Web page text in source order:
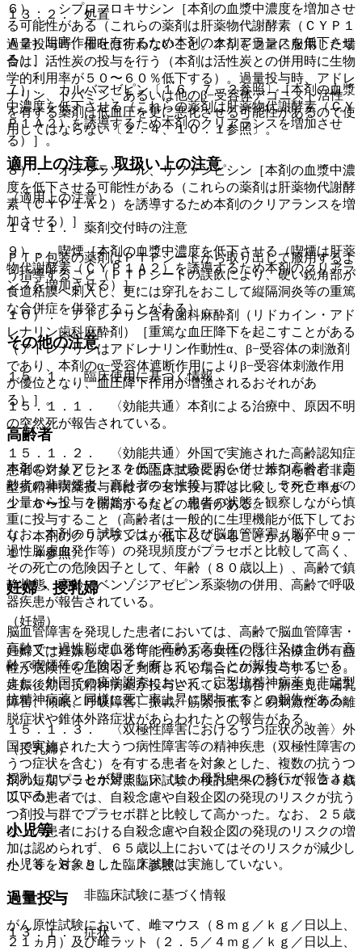
１３．２． 処置
過量投与時、催吐は行わないこと。本剤を過量に服用した場
合は、活性炭の投与を行う（本剤は活性炭との併用時に生物
学的利用率が５０〜６０％低下する）。過量投与時、アドレ
ナリン、ドパミン、あるいは他のβ−受容体アゴニスト活性
を有する薬剤は低血圧を更に悪化させる可能性があるので使
用してはならない〔２．４、１０．１参照〕。
適用上の注意、取扱い上の注意
（適用上の注意）
１４．１． 薬剤交付時の注意
ＰＴＰ包装の薬剤はＰＴＰシートから取り出して服用するよ
う指導すること（ＰＴＰシートの誤飲により、硬い鋭角部が
食道粘膜へ刺入し、更には穿孔をおこして縦隔洞炎等の重篤
な合併症を併発することがある）。
その他の注意
１５．１． 臨床使用に基づく情報
１５．１．１． 〈効能共通〉本剤による治療中、原因不明
の突然死が報告されている。
１５．１．２． 〈効能共通〉外国で実施された高齢認知症
患者を対象とした１７の臨床試験において、本剤を含む非定
型抗精神病薬投与群はプラセボ投与群と比較して死亡率が
１．６〜１．７倍高かったとの報告がある。
なお、本剤の５試験では、死亡及び脳血管障害（脳卒中、一
過性脳虚血発作等）の発現頻度がプラセボと比較して高く、
その死亡の危険因子として、年齢（８０歳以上）、高齢で鎮
静状態、高齢でベンゾジアゼピン系薬物の併用、高齢で呼吸
器疾患が報告されている。
脳血管障害を発現した患者においては、高齢で脳血管障害・
高齢で一過性脳虚血発作・高齢で高血圧の既往又は合併、高
齢で喫煙等の危険因子を有していたことが報告されている。
また、外国での疫学調査において、定型抗精神病薬も非定型
抗精神病薬と同様に死亡率上昇に関与するとの報告がある。
１５．１．３． 〈双極性障害におけるうつ症状の改善〉外
国で実施された大うつ病性障害等の精神疾患（双極性障害の
うつ症状を含む）を有する患者を対象とした、複数の抗うつ
剤の短期プラセボ対照臨床試験の検討結果において、２４歳
以下の患者では、自殺念慮や自殺企図の発現のリスクが抗う
つ剤投与群でプラセボ群と比較して高かった。なお、２５歳
以上の患者における自殺念慮や自殺企図の発現のリスクの増
加は認められず、６５歳以上においてはそのリスクが減少し
た〔８．８、９．１．７参照〕。
１５．２． 非臨床試験に基づく情報
がん原性試験において、雌マウス（８ｍｇ／ｋｇ／日以上、
２１ヵ月）及び雌ラット（２．５／４ｍｇ／ｋｇ／日以上、
６）． シプロフロキサシン［本剤の血漿中濃度を増加させ
る可能性がある（これらの薬剤は肝薬物代謝酵素（ＣＹＰ１
Ａ２）阻害作用を有するため本剤のクリアランスを低下させ
る）］。
７）． カルバマゼピン〔１６．７．２参照〕［本剤の血漿
中濃度を低下させる（これらの薬剤は肝薬物代謝酵素（ＣＹ
Ｐ１Ａ２）を誘導するため本剤のクリアランスを増加させ
る）］。
８）． オメプラゾール、リファンピシン［本剤の血漿中濃
度を低下させる可能性がある（これらの薬剤は肝薬物代謝酵
素（ＣＹＰ１Ａ２）を誘導するため本剤のクリアランスを増
加させる）］。
９）． 喫煙［本剤の血漿中濃度を低下させる（喫煙は肝薬
物代謝酵素（ＣＹＰ１Ａ２）を誘導するため本剤のクリアラ
ンスを増加させる）］。
１０）． アドレナリン含有歯科麻酔剤（リドカイン・アド
レナリン歯科麻酔剤）［重篤な血圧降下を起こすことがある
（アドレナリンはアドレナリン作動性α、β−受容体の刺激剤
であり、本剤のα−受容体遮断作用によりβ−受容体刺激作用
が優位となり、血圧降下作用が増強されるおそれがあ
る）］。
高齢者
本剤のクリアランスを低下させる要因を併せ持つ高齢者（高
齢者の非喫煙者、高齢者の女性等）では、２．５〜５ｍｇの
少量から投与を開始するなど、患者の状態を観察しながら慎
重に投与すること（高齢者は一般的に生理機能が低下してお
り、本剤のクリアランスが低下していることがある）〔９．
１．４参照〕。
妊婦・授乳婦
（妊婦）
妊婦又は妊娠している可能性のある女性には、治療上の有益
性が危険性を上回ると判断される場合にのみ投与すること。
妊娠後期に抗精神病薬が投与されている場合、新生児に哺乳
障害、傾眠、呼吸障害、振戦、筋緊張低下、易刺激性等の離
脱症状や錐体外路症状があらわれたとの報告がある。
（授乳婦）
授乳しないことが望ましい（ヒト母乳中への移行が報告され
ている）。
小児等
小児等を対象とした臨床試験は実施していない。
過量投与
１３．１． 症状